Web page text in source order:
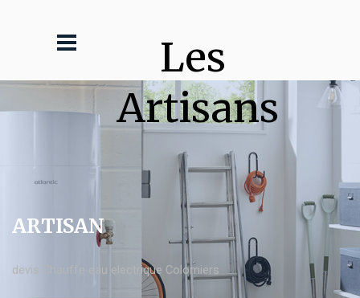
Les
Artisans
ARTISAN
devis Chauffe eau electrique Colomiers